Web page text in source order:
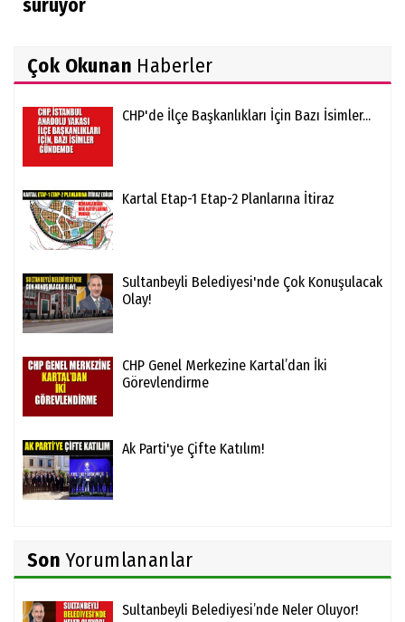
sürüyor
Çok Okunan Haberler
CHP'de İlçe Başkanlıkları İçin Bazı İsimler...
Kartal Etap-1 Etap-2 Planlarına İtiraz
Sultanbeyli Belediyesi'nde Çok Konuşulacak
Olay!
CHP Genel Merkezine Kartal’dan İki
Görevlendirme
Ak Parti'ye Çifte Katılım!
Son Yorumlananlar
Sultanbeyli Belediyesi’nde Neler Oluyor!